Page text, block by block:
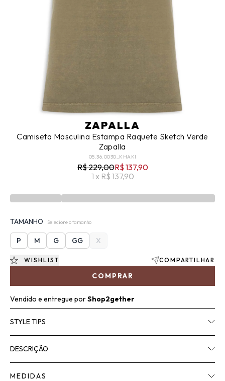
ZAPALLA
Camiseta Masculina Estampa Raquete Sketch Verde
Zapalla
05.36.0030_KHAKI
R$ 229,00R$ 137,90
1 x R$ 137,90
TAMANHO Selecione o tamanho
P M G GG X
COMPRAR
WISHLIST COMPARTILHAR
Vendido e entregue porShop2gether
STYLE TIPS
DESCRIÇÃO
MEDIDAS